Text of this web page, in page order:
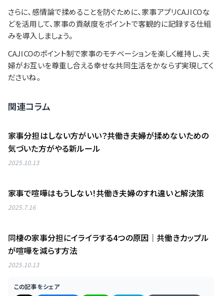
さらに、感情論で揉めることを防ぐために、家事アプリCAJICOな
どを活用して、家事の貢献度をポイントで客観的に記録する仕組
みを導入しましょう。
CAJICOのポイント制で家事のモチベーションを楽しく維持し、夫
婦がお互いを尊重し合える幸せな共同生活をかならず実現してく
ださいね。
関連コラム
家事分担はしない方がいい？共働き夫婦が揉めないための
気づいた方がやる新ルール
2025.10.13
家事で喧嘩はもうしない！共働き夫婦のすれ違いと解決策
2025.7.16
同棲の家事分担にイライラする4つの原因｜共働きカップル
が喧嘩を減らす方法
2025.10.13
この記事をシェア